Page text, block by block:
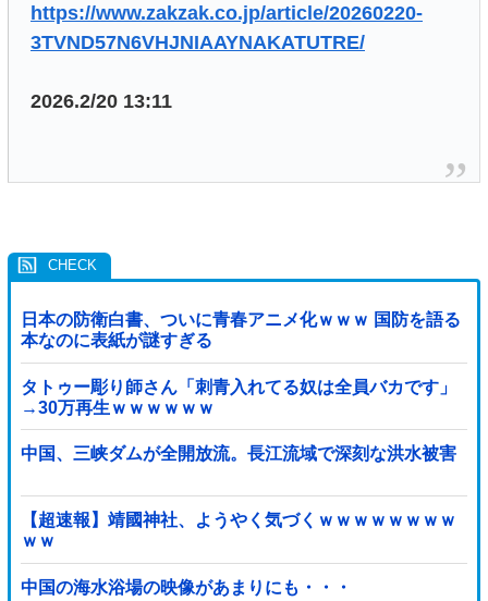
https://www.zakzak.co.jp/article/20260220-
3TVND57N6VHJNIAAYNAKATUTRE/
2026.2/20 13:11
日本の防衛白書、ついに青春アニメ化ｗｗｗ 国防を語る
本なのに表紙が謎すぎる
タトゥー彫り師さん「刺青入れてる奴は全員バカです」
→30万再生ｗｗｗｗｗｗ
中国、三峡ダムが全開放流。長江流域で深刻な洪水被害
【超速報】靖國神社、ようやく気づくｗｗｗｗｗｗｗｗ
ｗｗ
中国の海水浴場の映像があまりにも・・・